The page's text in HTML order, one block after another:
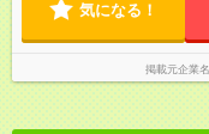
気になる！
掲載元企業名